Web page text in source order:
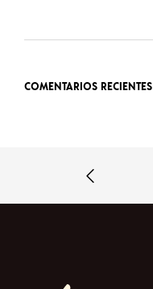
COMENTARIOS RECIENTES